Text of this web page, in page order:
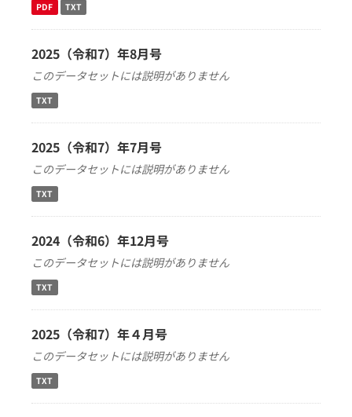
PDF TXT
2025（令和7）年8月号
このデータセットには説明がありません
TXT
2025（令和7）年7月号
このデータセットには説明がありません
TXT
2024（令和6）年12月号
このデータセットには説明がありません
TXT
2025（令和7）年４月号
このデータセットには説明がありません
TXT